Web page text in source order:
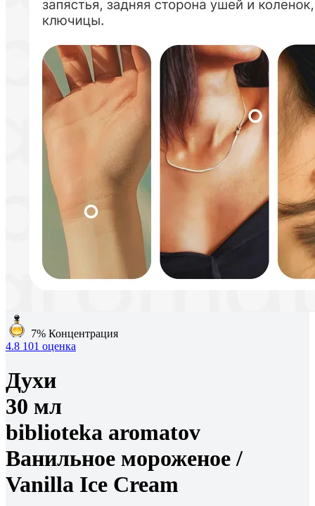
7% Концентрация
4.8 101 оценка
Духи
30 мл
biblioteka aromatov
Ванильное мороженое /
Vanilla Ice Cream